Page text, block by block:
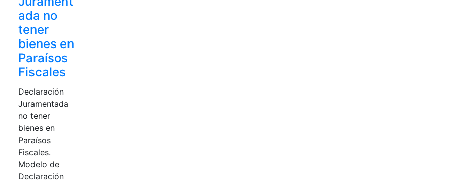
ada no
tener
bienes en
Paraísos
Fiscales
Declaración
Juramentada
no tener
bienes en
Paraísos
Fiscales.
Modelo de
Declaración